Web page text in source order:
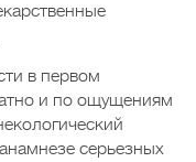
в первом
и по ощущениям
серьезных